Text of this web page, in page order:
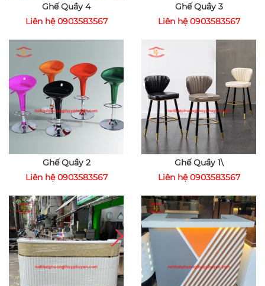
Ghế Quầy 4
Liên hệ 0903583567
Ghế Quầy 3
Liên hệ 0903583567
Ghế Quầy 2
Liên hệ 0903583567
Ghế Quầy 1\
Liên hệ 0903583567